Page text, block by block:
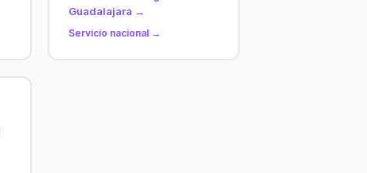
Guadalajara →
Servicio nacional →